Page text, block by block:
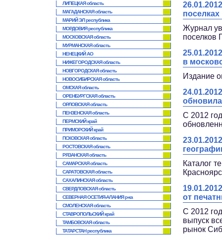
ЛИПЕЦКАЯ область
МАГАДАНСКАЯ область
МАРИЙ ЭЛ республика
МОРДОВИЯ республика
МОСКОВСКАЯ область
МУРМАНСКАЯ область
НЕНЕЦКИЙ АО
НИЖЕГОРОДСКАЯ область
НОВГОРОДСКАЯ область
НОВОСИБИРСКАЯ область
ОМСКАЯ область
ОРЕНБУРГСКАЯ область
ОРЛОВСКАЯ область
ПЕНЗЕНСКАЯ область
ПЕРМСКИЙ край
ПРИМОРСКИЙ край
ПСКОВСКАЯ область
РОСТОВСКАЯ область
РЯЗАНСКАЯ область
САМАРСКАЯ область
САРАТОВСКАЯ область
САХАЛИНСКАЯ область
СВЕРДЛОВСКАЯ область
СЕВЕРНАЯ ОСЕТИЯ-АЛАНИЯ р-ка
СМОЛЕНСКАЯ область
СТАВРОПОЛЬСКИЙ край
ТАМБОВСКАЯ область
ТАТАРСТАН республика
поселках
Журнал
поселков
в
Издание
С 2012
Каталог
от
С 2012
выпуск
рынок